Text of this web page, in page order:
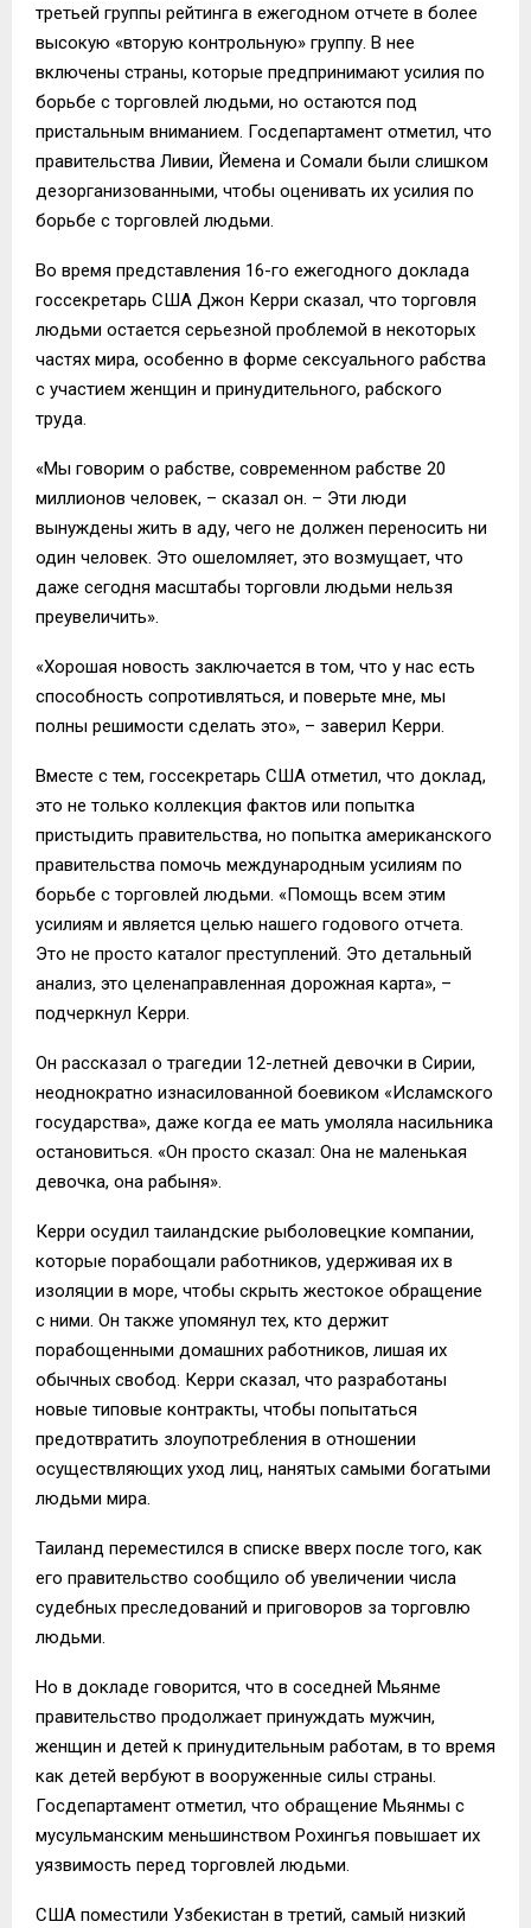
третьей группы рейтинга в ежегодном отчете в более
высокую «вторую контрольную» группу. В нее
включены страны, которые предпринимают усилия по
борьбе с торговлей людьми, но остаются под
пристальным вниманием. Госдепартамент отметил, что
правительства Ливии, Йемена и Сомали были слишком
дезорганизованными, чтобы оценивать их усилия по
борьбе с торговлей людьми.
Во время представления 16-го ежегодного доклада
госсекретарь США Джон Керри сказал, что торговля
людьми остается серьезной проблемой в некоторых
частях мира, особенно в форме сексуального рабства
с участием женщин и принудительного, рабского
труда.
«Мы говорим о рабстве, современном рабстве 20
миллионов человек, – сказал он. – Эти люди
вынуждены жить в аду, чего не должен переносить ни
один человек. Это ошеломляет, это возмущает, что
даже сегодня масштабы торговли людьми нельзя
преувеличить».
«Хорошая новость заключается в том, что у нас есть
способность сопротивляться, и поверьте мне, мы
полны решимости сделать это», – заверил Керри.
Вместе с тем, госсекретарь США отметил, что доклад,
это не только коллекция фактов или попытка
пристыдить правительства, но попытка американского
правительства помочь международным усилиям по
борьбе с торговлей людьми. «Помощь всем этим
усилиям и является целью нашего годового отчета.
Это не просто каталог преступлений. Это детальный
анализ, это целенаправленная дорожная карта», –
подчеркнул Керри.
Он рассказал о трагедии 12-летней девочки в Сирии,
неоднократно изнасилованной боевиком «Исламского
государства», даже когда ее мать умоляла насильника
остановиться. «Он просто сказал: Она не маленькая
девочка, она рабыня».
Керри осудил таиландские рыболовецкие компании,
которые порабощали работников, удерживая их в
изоляции в море, чтобы скрыть жестокое обращение
с ними. Он также упомянул тех, кто держит
порабощенными домашних работников, лишая их
обычных свобод. Керри сказал, что разработаны
новые типовые контракты, чтобы попытаться
предотвратить злоупотребления в отношении
осуществляющих уход лиц, нанятых самыми богатыми
людьми мира.
Таиланд переместился в списке вверх после того, как
его правительство сообщило об увеличении числа
судебных преследований и приговоров за торговлю
людьми.
Но в докладе говорится, что в соседней Мьянме
правительство продолжает принуждать мужчин,
женщин и детей к принудительным работам, в то время
как детей вербуют в вооруженные силы страны.
Госдепартамент отметил, что обращение Мьянмы с
мусульманским меньшинством Рохингья повышает их
уязвимость перед торговлей людьми.
США поместили Узбекистан в третий, самый низкий